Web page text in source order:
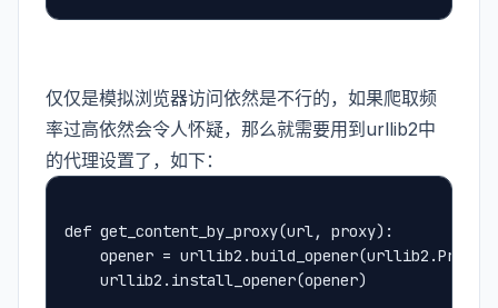
仅仅是模拟浏览器访问依然是不行的，如果爬取频
率过高依然会令人怀疑，那么就需要用到urllib2中
的代理设置了，如下：
def get_content_by_proxy(url, proxy):
opener =
    urllib2.install_opener(opener)